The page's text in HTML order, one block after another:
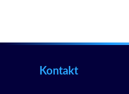
Kontakt